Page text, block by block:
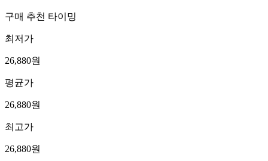
구매 추천 타이밍
최저가
26,880원
평균가
26,880원
최고가
26,880원